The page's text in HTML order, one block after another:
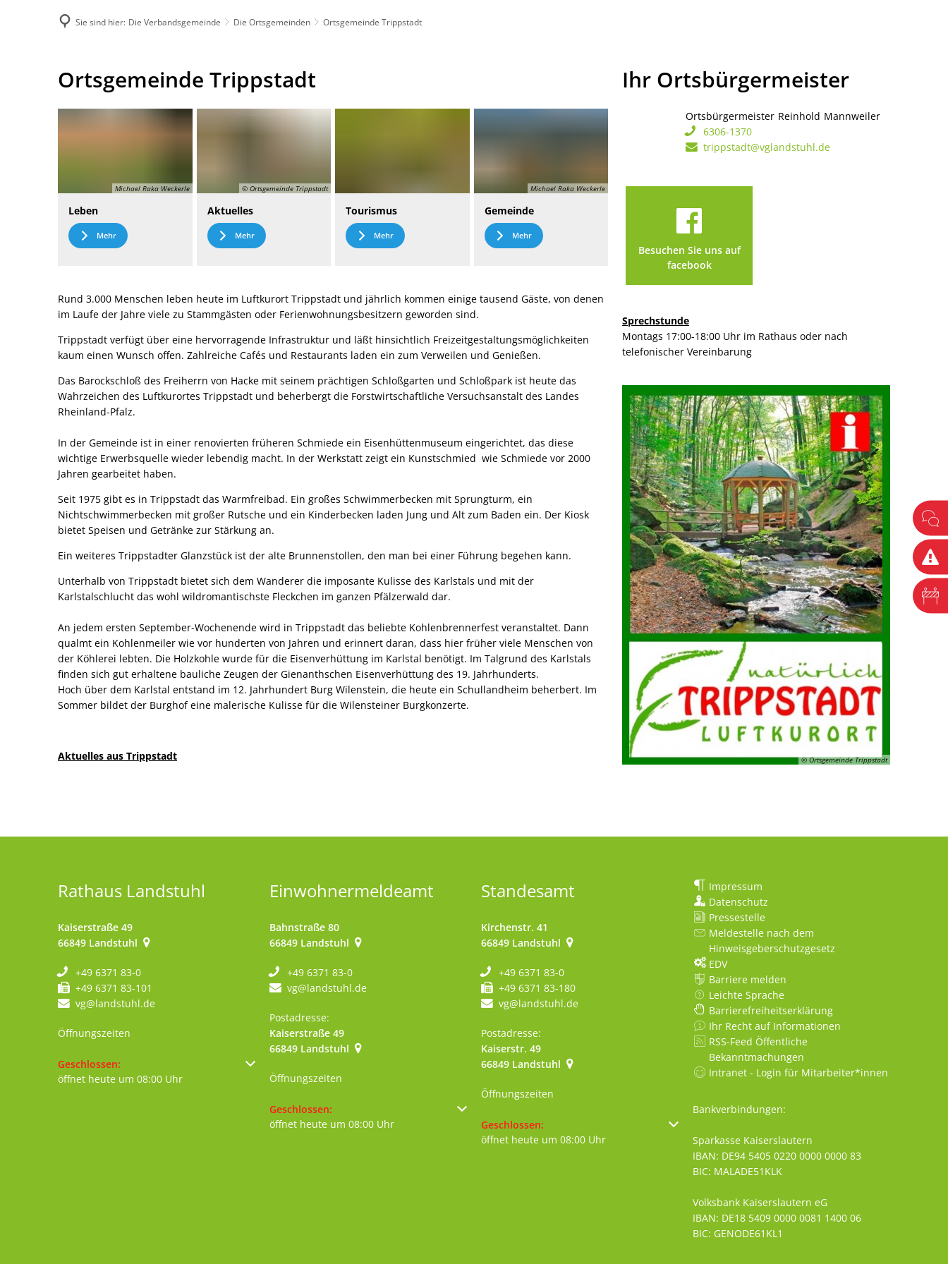
Sie sind hier: Die Verbandsgemeinde Die Ortsgemeinden Ortsgemeinde Trippstadt
Ortsgemeinde
Trippstadt
Ortsgemeinde Trippstadt
Michael Raka Weckerle
Leben
Mehr
© Ortsgemeinde Trippstadt
Aktuelles
Mehr
Tourismus
Mehr
Michael Raka Weckerle
Gemeinde
Mehr
Rund 3.000 Menschen leben heute im Luftkurort Trippstadt und jährlich kommen einige tausend Gäste, von denen
im Laufe der Jahre viele zu Stammgästen oder Ferienwohnungsbesitzern geworden sind.
Trippstadt verfügt über eine hervorragende Infrastruktur und läßt hinsichtlich Freizeitgestaltungsmöglichkeiten
kaum einen Wunsch offen. Zahlreiche Cafés und Restaurants laden ein zum Verweilen und Genießen.
Das Barockschloß des Freiherrn von Hacke mit seinem prächtigen Schloßgarten und Schloßpark ist heute das
Wahrzeichen des Luftkurortes Trippstadt und beherbergt die Forstwirtschaftliche Versuchsanstalt des Landes
Rheinland-Pfalz.
In der Gemeinde ist in einer renovierten früheren Schmiede ein Eisenhüttenmuseum eingerichtet, das diese
wichtige Erwerbsquelle wieder lebendig macht. In der Werkstatt zeigt ein Kunstschmied wie Schmiede vor 2000
Jahren gearbeitet haben.
Seit 1975 gibt es in Trippstadt das Warmfreibad. Ein großes Schwimmerbecken mit Sprungturm, ein
Nichtschwimmerbecken mit großer Rutsche und ein Kinderbecken laden Jung und Alt zum Baden ein. Der Kiosk
bietet Speisen und Getränke zur Stärkung an.
Ein weiteres Trippstadter Glanzstück ist der alte Brunnenstollen, den man bei einer Führung begehen kann.
Unterhalb von Trippstadt bietet sich dem Wanderer die imposante Kulisse des Karlstals und mit der
Karlstalschlucht das wohl wildromantischste Fleckchen im ganzen Pfälzerwald dar.
An jedem ersten September-Wochenende wird in Trippstadt das beliebte Kohlenbrennerfest veranstaltet. Dann
qualmt ein Kohlenmeiler wie vor hunderten von Jahren und erinnert daran, dass hier früher viele Menschen von
der Köhlerei lebten. Die Holzkohle wurde für die Eisenverhüttung im Karlstal benötigt. Im Talgrund des Karlstals
finden sich gut erhaltene bauliche Zeugen der Gienanthschen Eisenverhüttung des 19. Jahrhunderts.
Hoch über dem Karlstal entstand im 12. Jahrhundert Burg Wilenstein, die heute ein Schullandheim beherbert. Im
Sommer bildet der Burghof eine malerische Kulisse für die Wilensteiner Burgkonzerte.
Aktuelles aus Trippstadt
Ihr Ortsbürgermeister
Ortsbürgermeister Reinhold Mannweiler
6306-1370
trippstadt@vglandstuhl.de
Besuchen Sie uns auf
facebook
Sprechstunde
Montags 17:00-18:00 Uhr im Rathaus oder nach
telefonischer Vereinbarung
© Ortsgemeinde Trippstadt
Rathaus Landstuhl
Kaiserstraße 49
66849 Landstuhl
+49 6371 83-0
+49 6371 83-101
vg@landstuhl.de
Öffnungszeiten
Klicken, um weitere Öffnungs- oder Schließzeiten auszublenden
Geschlossen:
öffnet heute um 08:00 Uhr
Einwohnermeldeamt
Bahnstraße 80
66849 Landstuhl
+49 6371 83-0
vg@landstuhl.de
Postadresse:
Kaiserstraße 49
66849 Landstuhl
Öffnungszeiten
Klicken, um weitere Öffnungs- oder Schließzeiten auszublenden
Geschlossen:
öffnet heute um 08:00 Uhr
Standesamt
Kirchenstr. 41
66849 Landstuhl
+49 6371 83-0
+49 6371 83-180
vg@landstuhl.de
Postadresse:
Kaiserstr. 49
66849 Landstuhl
Öffnungszeiten
Klicken, um weitere Öffnungs- oder Schließzeiten auszublenden
Geschlossen:
öffnet heute um 08:00 Uhr
Impressum
Datenschutz
Pressestelle
Meldestelle nach dem
Hinweisgeberschutzgesetz
EDV
Barriere melden
Leichte Sprache
Barrierefreiheitserklärung
Ihr Recht auf Informationen
RSS-Feed Öffentliche
Bekanntmachungen
Intranet - Login für Mitarbeiter*innen
Bankverbindungen:
Sparkasse Kaiserslautern
IBAN: DE94 5405 0220 0000 0000 83
BIC: MALADE51KLK
Volksbank Kaiserslautern eG
IBAN: DE18 5409 0000 0081 1400 06
BIC: GENODE61KL1